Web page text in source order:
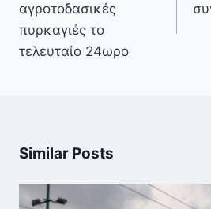
αγροτοδασικές
πυρκαγιές το
τελευταίο 24ωρο
Similar Posts